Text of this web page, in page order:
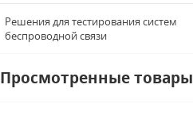
Решения для тестирования систем
беспроводной связи
Просмотренные товары